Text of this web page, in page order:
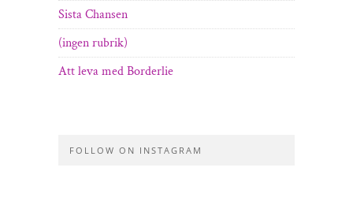
Sista Chansen
(ingen rubrik)
Att leva med Borderlie
FOLLOW ON INSTAGRAM